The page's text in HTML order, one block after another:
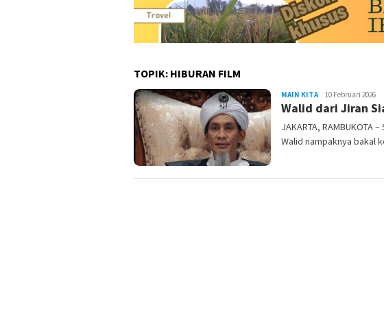
TOPIK: HIBURAN FILM
MAIN KITAREDAKSI
RAMBUKOTA
10 Februari 2026
Walid dari Jiran
JAKARTA,
Walid nampaknya